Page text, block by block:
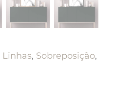
Linhas, Sobreposição,